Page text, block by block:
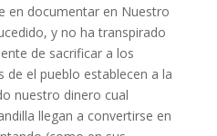
en documentar en Nuestro
y no ha transpirado
de sacrificar a los
de el pueblo establecen a la
nuestro dinero cual
llegan a convertirse en